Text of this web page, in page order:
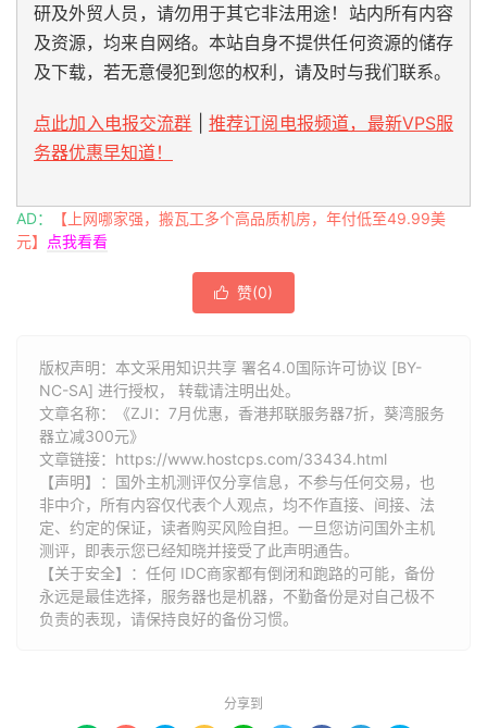
研及外贸人员，请勿用于其它非法用途！站内所有内容
及资源，均来自网络。本站自身不提供任何资源的储存
及下载，若无意侵犯到您的权利，请及时与我们联系。
点此加入电报交流群
推荐订阅电报频道，最新VPS服
务器优惠早知道！
AD：
【上网哪家强，搬瓦工多个高品质机房，年付低至49.99美
元】
点我看看
 赞(0)
版权声明：本文采用知识共享 署名4.0国际许可协议 [BY-
NC-SA] 进行授权， 转载请注明出处。
文章名称：《ZJI：7月优惠，香港邦联服务器7折，葵湾服务
器立减300元》
文章链接： https://www.hostcps.com/33434.html
【声明】：国外主机测评仅分享信息，不参与任何交易，也
非中介，所有内容仅代表个人观点，均不作直接、间接、法
定、约定的保证，读者购买风险自担。一旦您访问国外主机
测评，即表示您已经知晓并接受了此声明通告。
【关于安全】：任何 IDC商家都有倒闭和跑路的可能，备份
永远是最佳选择，服务器也是机器，不勤备份是对自己极不
负责的表现，请保持良好的备份习惯。
分享到